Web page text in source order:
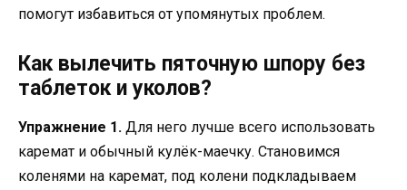
помогут избавиться от упомянутых проблем.
Как вылечить пяточную шпору без
таблеток и уколов?
Упражнение 1. Для него лучше всего использовать
каремат и обычный кулёк-маечку. Становимся
коленями на каремат, под колени подкладываем